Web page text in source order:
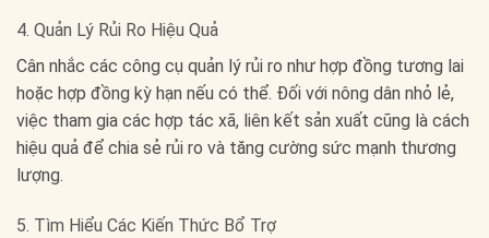
4. Quản Lý Rủi Ro Hiệu Quả
Cân nhắc các công cụ quản lý rủi ro như hợp đồng tương lai
hoặc hợp đồng kỳ hạn nếu có thể. Đối với nông dân nhỏ lẻ,
việc tham gia các hợp tác xã, liên kết sản xuất cũng là cách
hiệu quả để chia sẻ rủi ro và tăng cường sức mạnh thương
lượng.
5. Tìm Hiểu Các Kiến Thức Bổ Trợ